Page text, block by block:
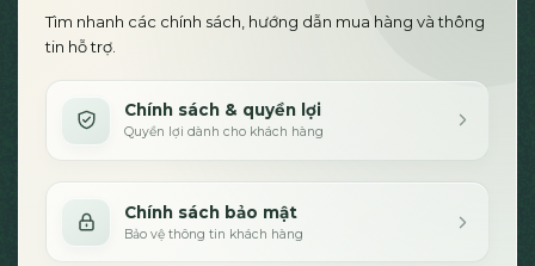
Tìm nhanh các chính sách, hướng dẫn mua hàng và thông
tin hỗ trợ.
Chính sách & quyền lợi
Quyền lợi dành cho khách hàng
Chính sách bảo mật
Bảo vệ thông tin khách hàng